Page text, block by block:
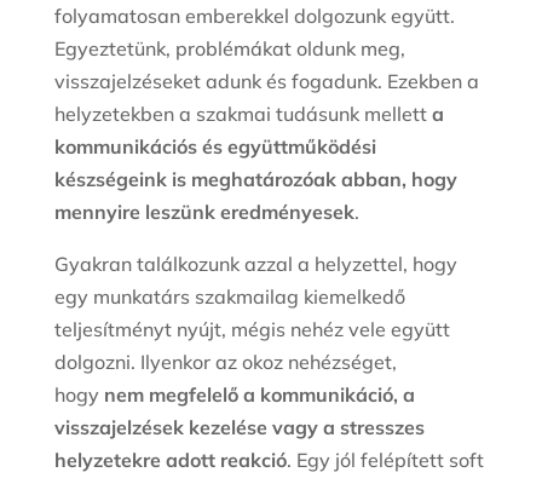
folyamatosan emberekkel dolgozunk együtt.
Egyeztetünk, problémákat oldunk meg,
visszajelzéseket adunk és fogadunk. Ezekben a
helyzetekben a szakmai tudásunk mellett a
kommunikációs és együttműködési
készségeink is meghatározóak abban, hogy
mennyire leszünk eredményesek.
Gyakran találkozunk azzal a helyzettel, hogy
egy munkatárs szakmailag kiemelkedő
teljesítményt nyújt, mégis nehéz vele együtt
dolgozni. Ilyenkor az okoz nehézséget,
hogy nem megfelelő a kommunikáció, a
visszajelzések kezelése vagy a stresszes
helyzetekre adott reakció. Egy jól felépített soft